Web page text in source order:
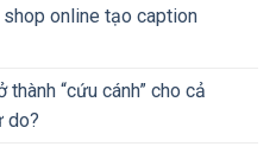
online tạo caption
“cứu cánh” cho cả
do?